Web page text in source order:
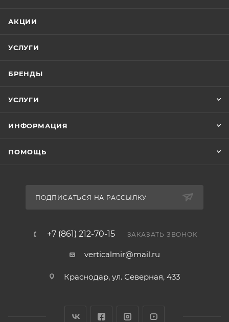
АКЦИИ
УСЛУГИ
БРЕНДЫ
УСЛУГИ
ИНФОРМАЦИЯ
ПОМОЩЬ
ПОДПИСАТЬСЯ НА РАССЫЛКУ
+7 (861) 212-70-15 ЗАКАЗАТЬ ЗВОНОК
verticalmir@mail.ru
Краснодар, ул. Северная, 433